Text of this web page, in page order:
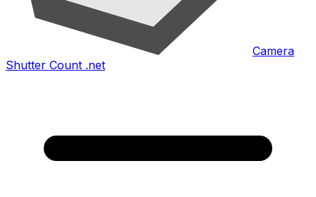
Camera
Shutter Count .net